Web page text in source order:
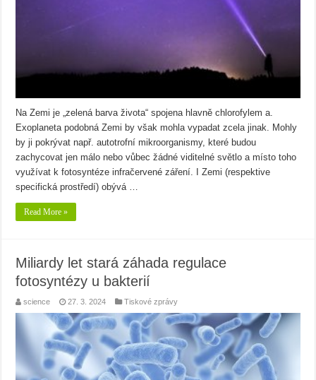
Na Zemi je „zelená barva života“ spojena hlavně chlorofylem a.
Exoplaneta podobná Zemi by však mohla vypadat zcela jinak. Mohly
by ji pokrývat např. autotrofní mikroorganismy, které budou
zachycovat jen málo nebo vůbec žádné viditelné světlo a místo toho
využívat k fotosyntéze infračervené záření. I Zemi (respektive
specifická prostředí) obývá …
Read More »
Miliardy let stará záhada regulace
fotosyntézy u bakterií
science 27. 3. 2024 Tiskové zprávy